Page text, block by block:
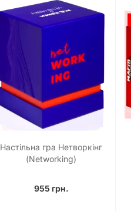
Настільна гра Нетворкінг
(Networking)
955 грн.